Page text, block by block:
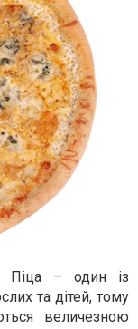
Піца – один із
та дітей, тому
величезною